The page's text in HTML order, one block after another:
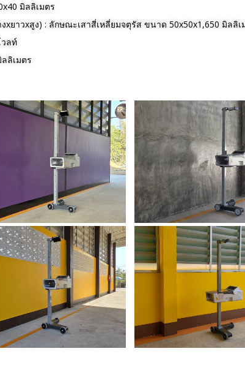
มิลลิเมตร
ยาวxสูง) : ลักษณะเสาสี่เหลี่ยมจตุรัส ขนาด 50x50x1,650 มิลลิเ
ลท์
ลิเมตร